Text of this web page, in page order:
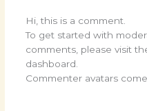
Hi, this is a comment.
To get started with
comments, please visit
dashboard.
Commenter avatars